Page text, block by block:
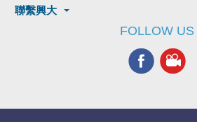
聯繫興大
FOLLOW US